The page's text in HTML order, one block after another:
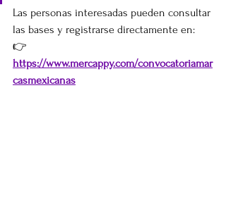
Las personas interesadas pueden consultar
las bases y registrarse directamente en:
👉
https://www.mercappy.com/convocatoriamar
casmexicanas